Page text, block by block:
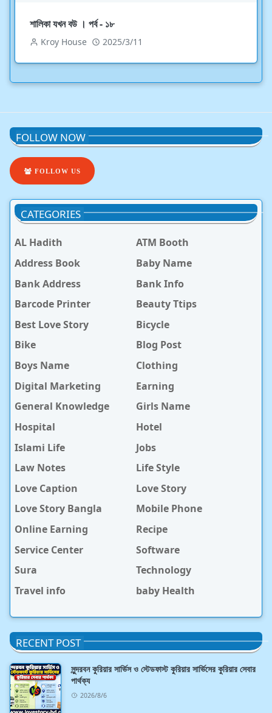
শালিকা যখন বউ । পর্ব - ১৮
Kroy House 2025/3/11
FOLLOW NOW
FOLLOW US
CATEGORIES
AL Hadith
ATM Booth
Address Book
Baby Name
Bank Address
Bank Info
Barcode Printer
Beauty Ttips
Best Love Story
Bicycle
Bike
Blog Post
Boys Name
Clothing
Digital Marketing
Earning
General Knowledge
Girls Name
Hospital
Hotel
Islami Life
Jobs
Law Notes
Life Style
Love Caption
Love Story
Love Story Bangla
Mobile Phone
Online Earning
Recipe
Service Center
Software
Sura
Technology
Travel info
baby Health
RECENT POST
সুন্দরবন কুরিয়ার সার্ভিস ও স্টেডফাস্ট কুরিয়ার সার্ভিসের কুরিয়ার সেবার
পার্থক্য
2026/8/6